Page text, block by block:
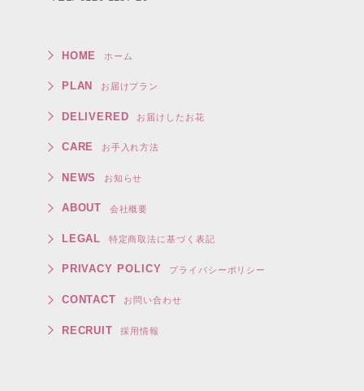
HOME ホーム
PLAN お届けプラン
DELIVERED お届けしたお花
CARE お手入れ方法
NEWS お知らせ
ABOUT 会社概要
LEGAL 特定商取法に基づく表記
PRIVACY POLICY プライバシーポリシー
CONTACT お問い合わせ
RECRUIT 採用情報